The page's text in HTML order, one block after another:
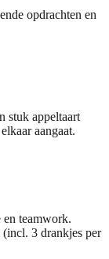
opdrachten en
stuk appeltaart
aangaat.
teamwork.
(incl. 3 drankjes per